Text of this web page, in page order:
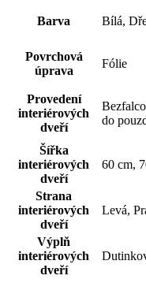
Barva Bílá,
Povrchová
úprava
Fólie
Provedení
interiérových
dveří
do
Šířka
interiérových
dveří
60 cm,
Strana
interiérových
dveří
Levá,
Výplň
interiérových
dveří